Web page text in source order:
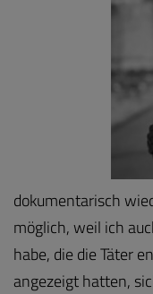
dokumentarisch
möglich, weil ich
habe, die die Täter
angezeigt hatten,